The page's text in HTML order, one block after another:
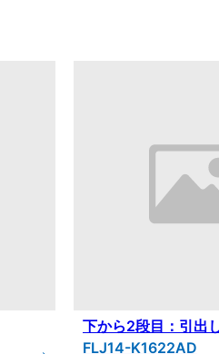
下から2段目：引出
FLJ14-K1622AD